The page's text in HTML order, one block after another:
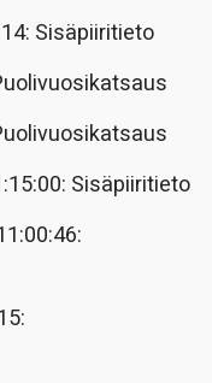
Sisäpiiritieto
Sisäpiiritieto